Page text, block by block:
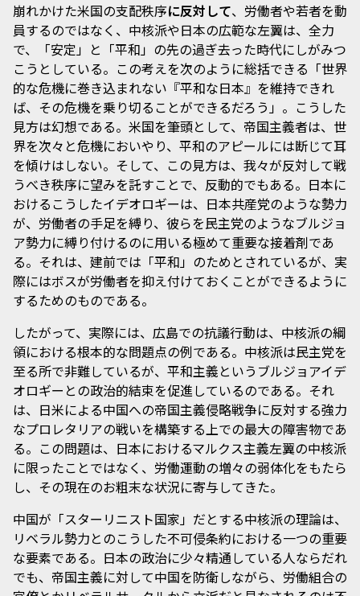
崩れかけた米国の支配秩序に反対して、労働者や若者を動
員するのではなく、中核派や日本の広範な左翼は、全力
で、「安定」と「平和」の先の過ぎ去った時代にしがみつ
こうとしている。この考えを次のように総括できる「世界
的な危機に巻き込まれない『平和な日本』を維持できれ
ば、その危機を乗り切ることができるだろう」。こうした
見方は幻想である。米国を筆頭として、帝国主義者は、世
界を次々と危機においやり、平和のアピールには断じて耳
を傾けはしない。そして、この見方は、我々が反対して戦
うべき秩序に望みを託すことで、反動的でもある。日本に
おけるこうしたイデオロギーは、日本共産党のような勢力
が、労働者の手足を縛り、彼らを民主党のようなブルジョ
ア勢力に縛り付けるのに用いる極めて重要な接着剤であ
る。それは、建前では「平和」のためとされているが、実
際にはボスが労働者を抑え付けておくことができるように
するためのものである。
したがって、実際には、広島での抗議行動は、中核派の綱
領における根本的な問題点の例である。中核派は民主党を
至る所で非難しているが、平和主義というブルジョアイデ
オロギーとの政治的結束を促進しているのである。それ
は、日米による中国への帝国主義侵略戦争に反対する強力
なプロレタリアの戦いを構築する上での最大の障害物であ
る。この問題は、日本におけるマルクス主義左翼の中核派
に限ったことではなく、労働運動の増々の弱体化をもたら
し、その現在のお粗末な状況に寄与してきた。
中国が「スターリニスト国家」だとする中核派の理論は、
リベラル勢力とのこうした不可侵条約における一つの重要
な要素である。日本の政治に少々精通している人ならだれ
でも、帝国主義に対して中国を防衛しながら、労働組合の